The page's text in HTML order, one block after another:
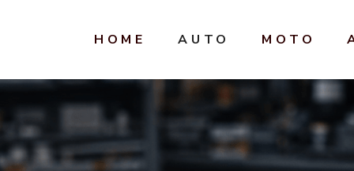
HOME AUTO MOTO